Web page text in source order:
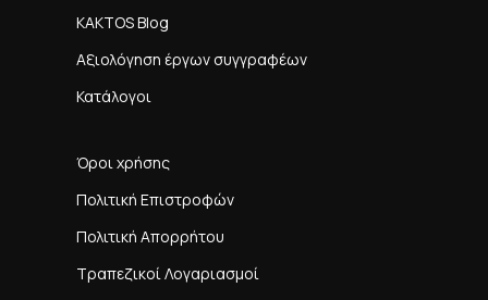
KAKTOS Blog
Αξιολόγηση έργων συγγραφέων
Κατάλογοι
Όροι χρήσης
Πολιτική Επιστροφών
Πολιτική Απορρήτου
Τραπεζικοί Λογαριασμοί